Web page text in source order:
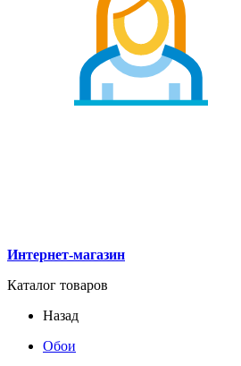
Интернет-магазин
Каталог товаров
Назад
Обои